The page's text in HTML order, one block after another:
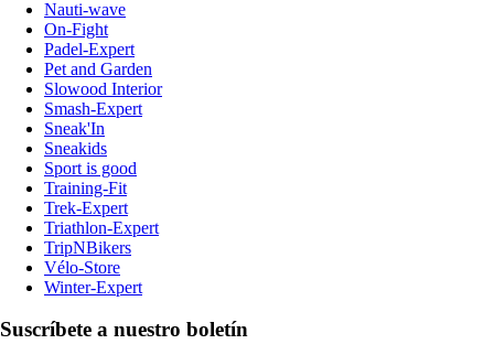
Nauti-wave
On-Fight
Padel-Expert
Pet and Garden
Slowood Interior
Smash-Expert
Sneak'In
Sneakids
Sport is good
Training-Fit
Trek-Expert
Triathlon-Expert
TripNBikers
Vélo-Store
Winter-Expert
Suscríbete a nuestro boletín